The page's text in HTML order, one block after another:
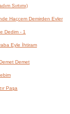
Sırtımı)
Haçcem Demirden Evler
Dedim - 1
Eyle İhtiram
Demet
Paşa